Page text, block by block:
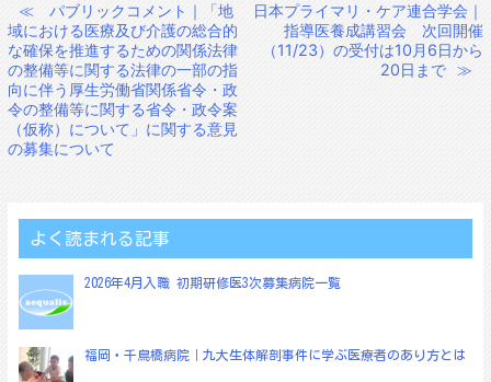
投
稿
ナ
ビ
ゲ
ン
≪
パブリックコメント｜「地
域における医療及び介護の総合的
な確保を推進するための関係法律
の整備等に関する法律の一部の指
向に伴う厚生労働省関係省令・政
令の整備等に関する省令・政令案
（仮称）について」に関する意見
の募集について
日本プライマリ・ケア連合学会｜
指導医養成講習会 次回開催
（11/23）の受付は10月6日から
20日まで
≫
よく読まれる記事
2026年4月入職 初期研修医3次募集病院一覧
福岡・千鳥橋病院｜九大生体解剖事件に学ぶ医療者のあり方とは